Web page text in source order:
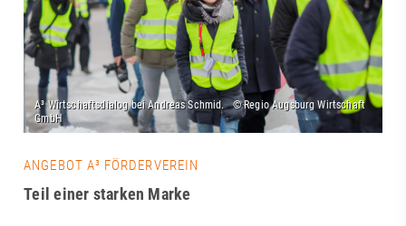
ANGEBOT A³ FÖRDERVEREIN
Teil einer starken Marke